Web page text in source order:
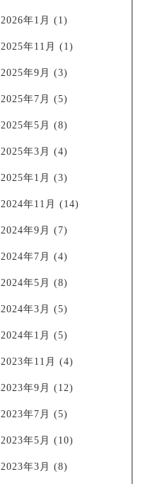
2026年1月 (1)
2025年11月 (1)
2025年9月 (3)
2025年7月 (5)
2025年5月 (8)
2025年3月 (4)
2025年1月 (3)
2024年11月 (14)
2024年9月 (7)
2024年7月 (4)
2024年5月 (8)
2024年3月 (5)
2024年1月 (5)
2023年11月 (4)
2023年9月 (12)
2023年7月 (5)
2023年5月 (10)
2023年3月 (8)